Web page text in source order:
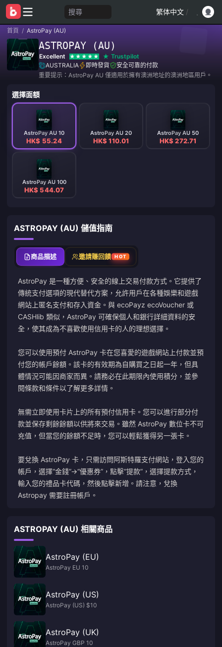
搜尋 繁体中文 /
首頁 / AstroPay (AU)
ASTROPAY (AU)
Excellent
Trustpilot
AUSTRALIA
即時發貨
安全可靠的付款
重要提示：AstroPay AU 僅適用於擁有澳洲地址的澳洲地區用戶。
選擇面額
AstroPay AU 10
HK$ 55.24
AstroPay AU 20
HK$ 110.01
AstroPay AU 50
HK$ 272.71
AstroPay AU 100
HK$ 544.07
ASTROPAY (AU) 儲值指南
商品描述 邀請賺回饋 HOT
AstroPay 是一種方便、安全的線上交易付款方式。它提供了
傳統支付選項的現代替代方案，允許用戶在各種娛樂和遊戲
網站上匿名支付和存入資金。與 ecoPayz ecoVoucher 或
CASHlib 類似，AstroPay 可確保個人和銀行詳細資料的安
全，使其成為不喜歡使用信用卡的人的理想選擇。
您可以使用預付 AstroPay 卡在您喜愛的遊戲網站上付款並預
付您的帳戶餘額。該卡的有效期為自購買之日起一年，但具
體情況可能因商家而異。請務必在此期限內使用積分，並參
閱條款和條件以了解更多詳情。
無需立即使用卡片上的所有預付信用卡。您可以進行部分付
款並保存剩餘餘額以供將來交易。雖然 AstroPay 數位卡不可
充值，但當您的餘額不足時，您可以輕鬆獲得另一張卡。
要兌換 AstroPay 卡，只需訪問阿斯特羅支付網站，登入您的
帳戶，選擇“金錢”→“優惠券”，點擊“提款”，選擇提款方式，
輸入您的禮品卡代碼，然後點擊新增。請注意，兌換
Astropay 需要註冊帳戶。
ASTROPAY (AU) 相關商品
AstroPay (EU)
AstroPay EU 10
AstroPay (US)
AstroPay (US) $10
AstroPay (UK)
AstroPay GBP 10